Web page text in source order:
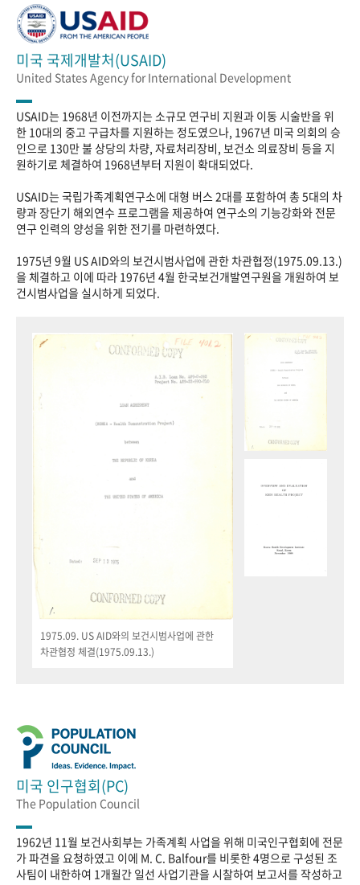
미국 국제개발처(USAID)
United States Agency for International Development
USAID는 1968년 이전까지는 소규모 연구비 지원과 이동 시술반을 위
한 10대의 중고 구급차를 지원하는 정도였으나, 1967년 미국 의회의 승
인으로 130만 불 상당의 차량, 자료처리장비, 보건소 의료장비 등을 지
원하기로 체결하여 1968년부터 지원이 확대되었다.
USAID는 국립가족계획연구소에 대형 버스 2대를 포함하여 총 5대의 차
량과 장단기 해외연수 프로그램을 제공하여 연구소의 기능강화와 전문
연구 인력의 양성을 위한 전기를 마련하였다.
1975년 9월 US AID와의 보건시범사업에 관한 차관협정(1975.09.13.)
을 체결하고 이에 따라 1976년 4월 한국보건개발연구원을 개원하여 보
건시범사업을 실시하게 되었다.
1975.09. US AID와의 보건시범사업에 관한
차관협정 체결(1975.09.13.)
미국 인구협회(PC)
The Population Council
1962년 11월 보건사회부는 가족계획 사업을 위해 미국인구협회에 전문
가 파견을 요청하였고 이에 M. C. Balfour를 비롯한 4명으로 구성된 조
사팀이 내한하여 1개월간 일선 사업기관을 시찰하여 보고서를 작성하고